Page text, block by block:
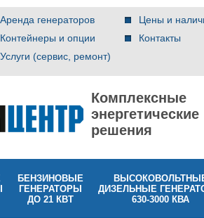
Аренда генераторов
Контейнеры и опции
Услуги (сервис, ремонт)
Цены и
Контакты
Комплексные
энергетические
решения
БЕНЗИНОВЫЕ
ГЕНЕРАТОРЫ
ДО 21 КВТ
ДИЗЕЛЬНЫЕ
630-3000 КВА